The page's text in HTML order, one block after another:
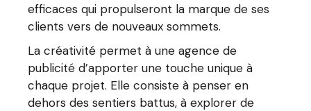
efficaces qui propulseront la marque de ses
clients vers de nouveaux sommets.
La créativité permet à une agence de
publicité d’apporter une touche unique à
chaque projet. Elle consiste à penser en
dehors des sentiers battus, à explorer de